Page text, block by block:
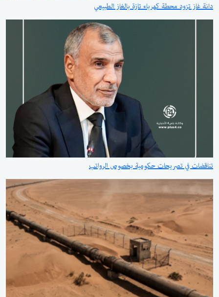
دانة غاز تزود محطة كهرباء تازة بالغاز الطبيعي
تناقضات في تصريحات حكومية بخصوص الرواتب